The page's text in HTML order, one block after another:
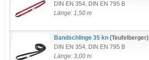
DIN EN 354, DIN EN 795 B
Länge: 1,50 m
Bandschlinge 35 kn (Teufelberger)
DIN EN 354, DIN EN 795 B
Länge: 3,00 m